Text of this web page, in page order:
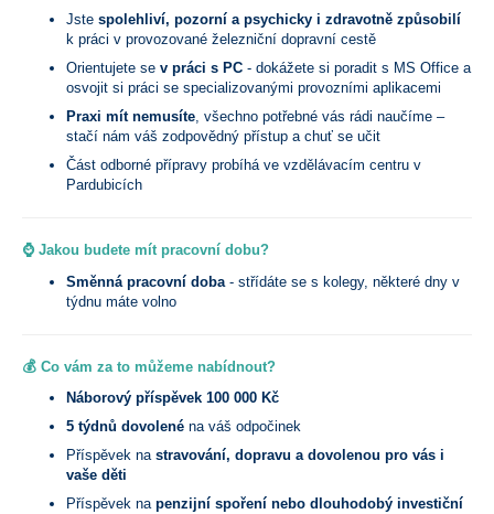
Jste spolehliví, pozorní a psychicky i zdravotně způsobilí
k práci v provozované železniční dopravní cestě
Orientujete se v práci s PC - dokážete si poradit s MS Office a
osvojit si práci se specializovanými provozními aplikacemi
Praxi mít nemusíte , všechno potřebné vás rádi naučíme –
stačí nám váš zodpovědný přístup a chuť se učit
Část odborné přípravy probíhá ve vzdělávacím centru v
Pardubicích
⌚ Jakou budete mít pracovní dobu?
Směnná pracovní doba - střídáte se s kolegy, některé dny v
týdnu máte volno
💰 Co vám za to můžeme nabídnout?
Náborový příspěvek 100 000 Kč
5 týdnů dovolené na váš odpočinek
Příspěvek na stravování, dopravu a dovolenou pro vás i
vaše děti
Příspěvek na penzijní spoření nebo dlouhodobý investiční